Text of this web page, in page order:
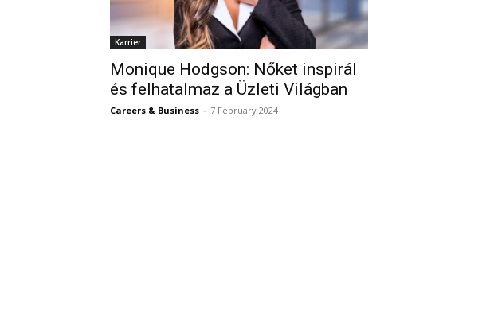
Karrier
Monique Hodgson: Nőket inspirál
és felhatalmaz a Üzleti Világban
Careers & Business - 7 February 2024